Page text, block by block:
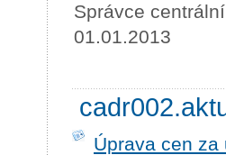
Správce
01.01.2013
Úprava cen